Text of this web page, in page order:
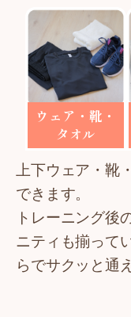
ウェア・靴・
タオル
上下ウェア・靴
できます。
トレーニング後
ニティも揃って
らでサクッと通